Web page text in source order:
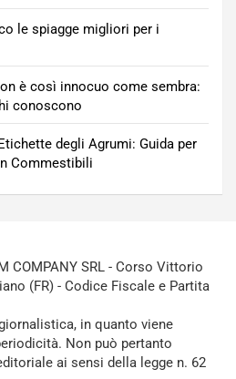
le spiagge migliori per i
è così innocuo come sembra:
conoscono
degli Agrumi: Guida per
Commestibili
COMPANY SRL - Corso Vittorio
(FR) - Codice Fiscale e Partita
in quanto viene
Non può pertanto
ai sensi della legge n. 62